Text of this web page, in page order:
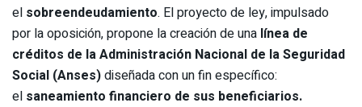
el sobreendeudamiento. El proyecto de ley, impulsado
por la oposición, propone la creación de una línea de
créditos de la Administración Nacional de la Seguridad
Social (Anses)diseñada con un fin específico:
el saneamiento financiero de sus beneficiarios.